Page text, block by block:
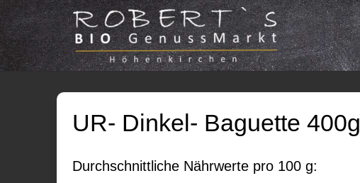
UR- Dinkel- Baguette 400g
Durchschnittliche Nährwerte pro 100 g: